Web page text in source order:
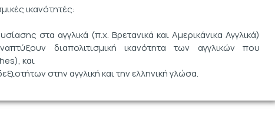
ικανότητές:
στα αγγλικά (π.χ. Βρετανικά και Αμερικάνικα Αγγλικά)
διαπολιτισμική ικανότητα των αγγλικών που
και
στην αγγλική και την ελληνική γλώσα.